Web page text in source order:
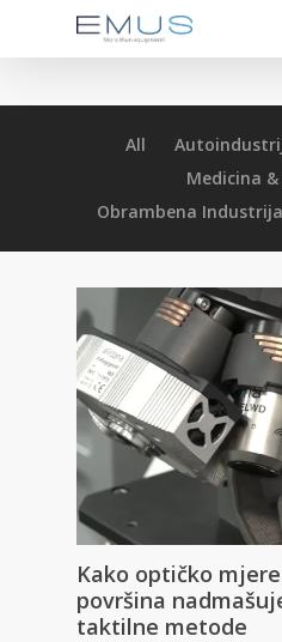
content
All
Medicina
Obrambena Industrija
Kako optičko
površina
taktilne metode